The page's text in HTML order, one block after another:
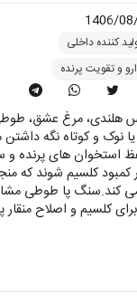
1406/
کننده داخلی
و تقویت پرنده
مرغ عشق، طوطی
یا نوک و کوتاه نگه
استخوان های پرنده و
کلسیم شوند که
کند.سنگ پا طوطی
کلسیم و اصلاح منقار